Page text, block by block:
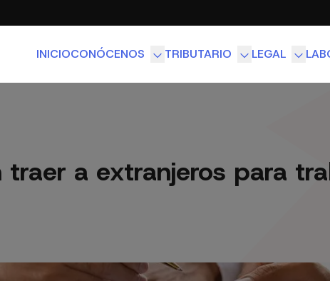
INICIOCONÓCENOS TRIBUTARIO LEGAL
traer a extranjeros para